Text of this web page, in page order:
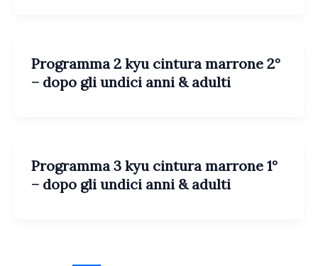
Programma 2 kyu cintura marrone 2°
– dopo gli undici anni & adulti
Programma 3 kyu cintura marrone 1°
– dopo gli undici anni & adulti